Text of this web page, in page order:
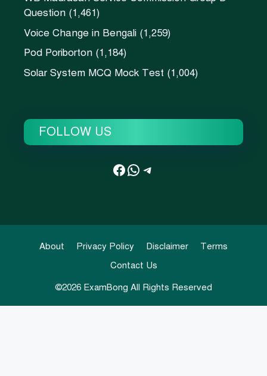
Question (1,461)
Voice Change in Bengali (1,259)
Pod Poriborton (1,184)
Solar System MCQ Mock Test (1,004)
FOLLOW US
Facebook
WhatsApp
Telegram
About Privacy Policy Disclaimer
Terms
Contact Us
©2026ExamBong All Rights Reserved